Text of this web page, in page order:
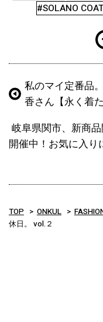
#SOLANO COAT
私のマイ定番品
香さん【永く着
岐阜県関市、新商
開催中！お気に入
TOP ONKUL
休日。 vol.２